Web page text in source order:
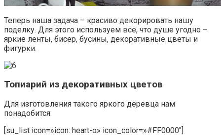
Теперь наша задача – красиво декорировать нашу
поделку. Для этого используем все, что душе угодно –
яркие ленты, бисер, бусины, декоративные цветы и
фигурки.
Топиарий из декоративных цветов
Для изготовления такого яркого деревца нам
понадобится:
[su_list icon=»icon: heart-o» icon_color=»#FF0000″]